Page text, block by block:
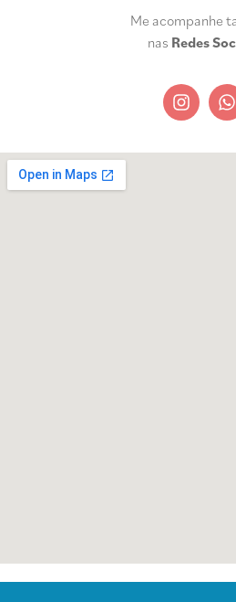
Me acompanhe
nas Redes